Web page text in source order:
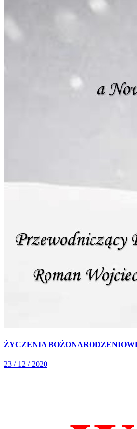
ŻYCZENIA
23 / 12 / 2020